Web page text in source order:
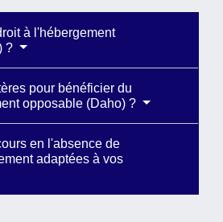
à l'hébergement
?
pour bénéficier du
opposable (Daho) ?
en l'absence de
adaptées à vos